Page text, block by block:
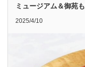
ミュージアム＆御苑
2025/4/10